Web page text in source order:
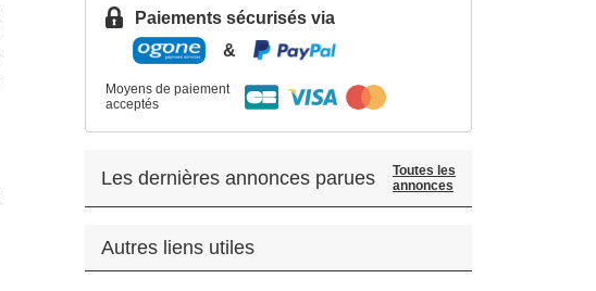
Paiements sécurisés via
&
Moyens de paiement
acceptés
Les dernières annonces parues
Toutes les
annonces
Autres liens utiles